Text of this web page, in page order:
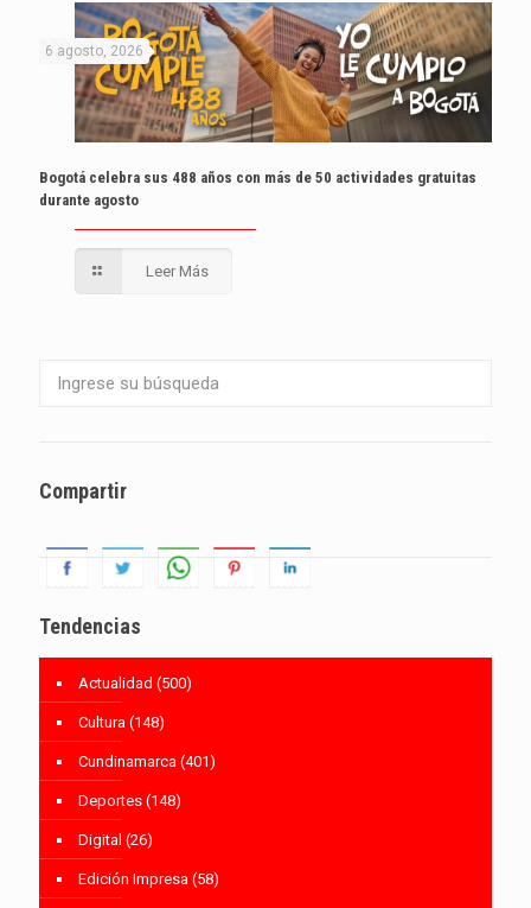
6 agosto, 2026
Bogotá celebra sus 488 años con más de 50 actividades gratuitas
durante agosto
Leer Más
Compartir
Tendencias
Actualidad (500)
Cultura (148)
Cundinamarca (401)
Deportes (148)
Digital (26)
Edición Impresa (58)